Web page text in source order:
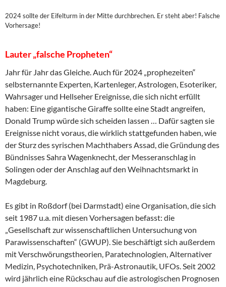
2024 sollte der Eifelturm in der Mitte durchbrechen. Er steht aber! Falsche
Vorhersage!
Lauter „falsche Propheten“
Jahr für Jahr das Gleiche. Auch für 2024 „prophezeiten“
selbsternannte Experten, Kartenleger, Astrologen, Esoteriker,
Wahrsager und Hellseher Ereignisse, die sich nicht erfüllt
haben: Eine gigantische Giraffe sollte eine Stadt angreifen,
Donald Trump würde sich scheiden lassen … Dafür sagten sie
Ereignisse nicht voraus, die wirklich stattgefunden haben, wie
der Sturz des syrischen Machthabers Assad, die Gründung des
Bündnisses Sahra Wagenknecht, der Messeranschlag in
Solingen oder der Anschlag auf den Weihnachtsmarkt in
Magdeburg.
Es gibt in Roßdorf (bei Darmstadt) eine Organisation, die sich
seit 1987 u.a. mit diesen Vorhersagen befasst: die
„Gesellschaft zur wissenschaftlichen Untersuchung von
Parawissenschaften“ (GWUP). Sie beschäftigt sich außerdem
mit Verschwörungstheorien, Paratechnologien, Alternativer
Medizin, Psychotechniken, Prä-Astronautik, UFOs. Seit 2002
wird jährlich eine Rückschau auf die astrologischen Prognosen